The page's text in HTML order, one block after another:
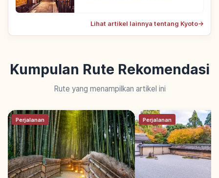
Lihat artikel lainnya tentang Kyoto→
Kumpulan Rute Rekomendasi
Rute yang menampilkan artikel ini
Perjalanan Perjalanan